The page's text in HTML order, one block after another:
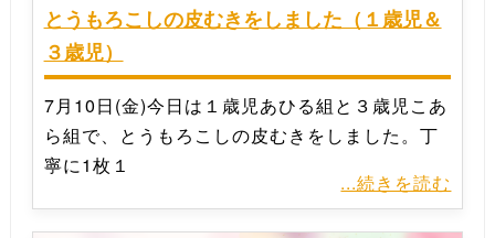
とうもろこしの皮むきをしました（１歳児＆
３歳児）
7月10日(金)今日は１歳児あひる組と３歳児こあ
ら組で、とうもろこしの皮むきをしました。丁
寧に1枚１
...続きを読む